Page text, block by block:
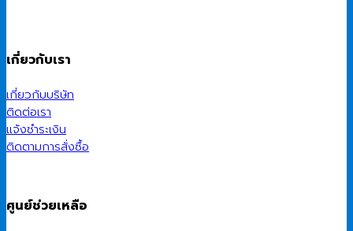
เกี่ยวกับเรา
เกี่ยวกับบริษัท
ติดต่อเรา
แจ้งชำระเงิน
ติดตามการสั่งซื้อ
ศูนย์ช่วยเหลือ